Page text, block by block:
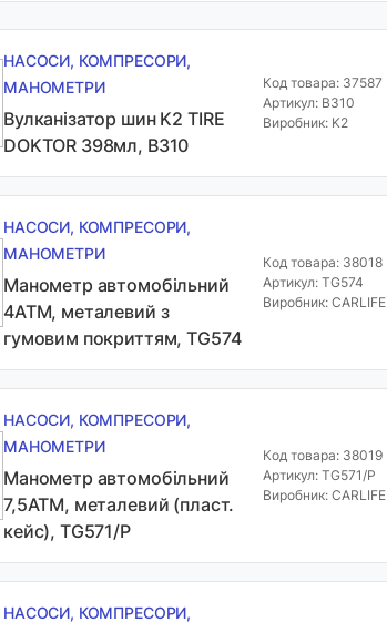
НАСОСИ, КОМПРЕСОРИ,
МАНОМЕТРИ
Вулканізатор шин K2 TIRE
DOKTOR 398мл, B310
Код товара: 37587
Артикул: B310
Виробник: K2
НАСОСИ, КОМПРЕСОРИ,
МАНОМЕТРИ
Манометр автомобільний
4АТМ, металевий з
гумовим покриттям, TG574
Код товара: 38018
Артикул: TG574
Виробник: CARLIFE
НАСОСИ, КОМПРЕСОРИ,
МАНОМЕТРИ
Манометр автомобільний
7,5АТМ, металевий (пласт.
кейс), TG571/P
Код товара: 38019
Артикул: TG571/P
Виробник: CARLIFE
НАСОСИ, КОМПРЕСОРИ,